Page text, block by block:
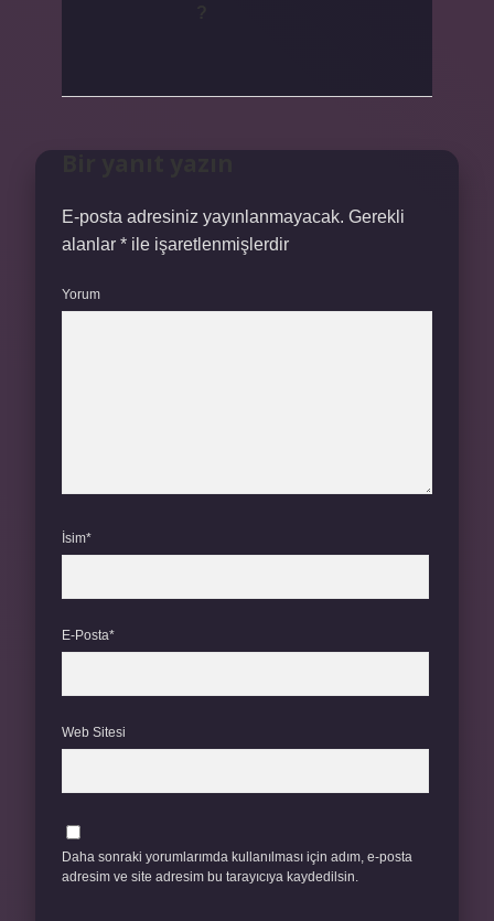
E-posta adresiniz yayınlanmayacak. Gerekli
alanlar * ile işaretlenmişlerdir
Yorum
İsim*
E-Posta*
Web Sitesi
Daha sonraki yorumlarımda kullanılması için adım, e-posta
adresim ve site adresim bu tarayıcıya kaydedilsin.